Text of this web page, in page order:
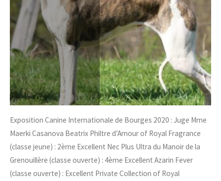
Exposition Canine Internationale de Bourges 2020 : Juge Mme
Maerki Casanova Beatrix Philtre d’Amour of Royal Fragrance
(classe jeune) : 2ème Excellent Nec Plus Ultra du Manoir de la
Grenouillère (classe ouverte) : 4ème Excellent Azarin Fever
(classe ouverte) : Excellent Private Collection of Royal